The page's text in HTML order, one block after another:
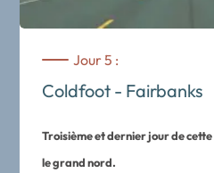
Jour 5 :
Coldfoot - Fairbanks
Troisième et dernier jour de
le grand nord.